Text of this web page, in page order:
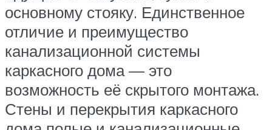
основному стояку. Единственное
отличие и преимущество
канализационной системы
каркасного дома — это
возможность её скрытого монтажа.
Стены и перекрытия каркасного